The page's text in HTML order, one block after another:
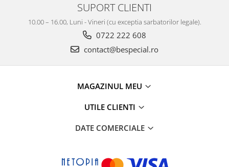
SUPORT CLIENTI
10.00 – 16.00, Luni - Vineri (cu exceptia sarbatorilor legale).
0722 222 608
contact@bespecial.ro
MAGAZINUL MEU
UTILE CLIENTI
DATE COMERCIALE